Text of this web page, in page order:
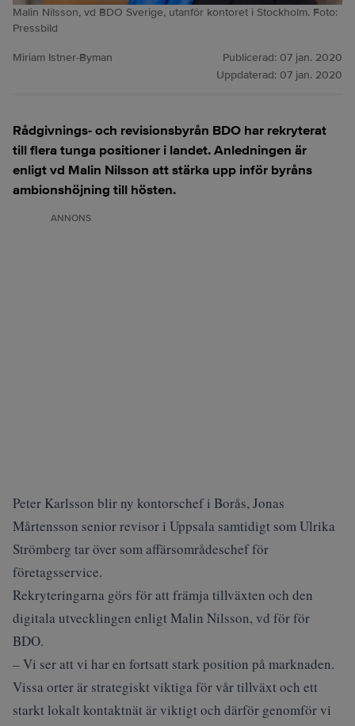
Malin Nilsson, vd BDO Sverige, utanför kontoret i Stockholm. Foto:
Pressbild
Miriam Istner-Byman Publicerad: 07 jan. 2020
Uppdaterad: 07 jan. 2020
Rådgivnings- och revisionsbyrån BDO har rekryterat
till flera tunga positioner i landet. Anledningen är
enligt vd Malin Nilsson att stärka upp inför byråns
ambionshöjning till hösten.
ANNONS
Peter Karlsson blir ny kontorschef i Borås, Jonas
Mårtensson senior revisor i Uppsala samtidigt som Ulrika
Strömberg tar över som affärsområdeschef för
företagsservice.
Rekryteringarna görs för att främja tillväxten och den
digitala utvecklingen enligt Malin Nilsson, vd för för
BDO.
– Vi ser att vi har en fortsatt stark position på marknaden.
Vissa orter är strategiskt viktiga för vår tillväxt och ett
starkt lokalt kontaktnät är viktigt och därför genomför vi